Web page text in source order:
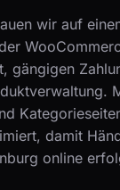
wir auf
gängigen
damit
online